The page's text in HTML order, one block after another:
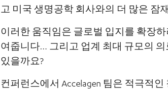
고 미국 생명공학 회사와의 더 많은 잠
이러한 움직임은 글로벌 입지를 확장
여줍니다... 그리고 업계 최대 규모의
있을까요?
컨퍼런스에서 Accelagen 팀은 적극적